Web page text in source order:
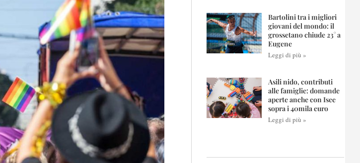
Bartolini tra i migliori
giovani del mondo: il
grossetano chiude 23° a
Eugene
Leggi di più »
Asili nido, contributi
alle famiglie: domande
aperte anche con Isee
sopra i 40mila euro
Leggi di più »